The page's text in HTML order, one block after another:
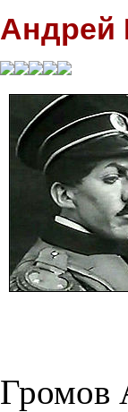
Андрей
Громов